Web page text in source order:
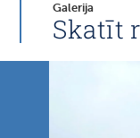
Galerija
Skatīt